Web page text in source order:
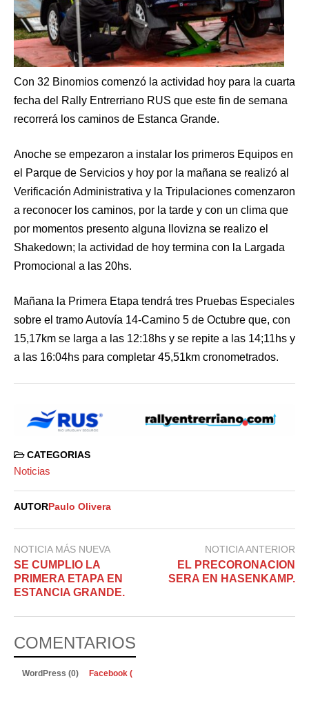
Con 32 Binomios comenzó la actividad hoy para la cuarta
fecha del Rally Entrerriano RUS que este fin de semana
recorrerá los caminos de Estanca Grande.
Anoche se empezaron a instalar los primeros Equipos en
el Parque de Servicios y hoy por la mañana se realizó al
Verificación Administrativa y la Tripulaciones comenzaron
a reconocer los caminos, por la tarde y con un clima que
por momentos presento alguna llovizna se realizo el
Shakedown; la actividad de hoy termina con la Largada
Promocional a las 20hs.
Mañana la Primera Etapa tendrá tres Pruebas Especiales
sobre el tramo Autovía 14-Camino 5 de Octubre que, con
15,17km se larga a las 12:18hs y se repite a las 14;11hs y
a las 16:04hs para completar 45,51km cronometrados.
CATEGORIAS
Noticias
AUTOR Paulo Olivera
NOTICIA MÁS NUEVA
SE CUMPLIO LA
PRIMERA ETAPA EN
ESTANCIA GRANDE.
NOTICIA ANTERIOR
EL PRECORONACION
SERA EN HASENKAMP.
COMENTARIOS
WordPress (0) Facebook (